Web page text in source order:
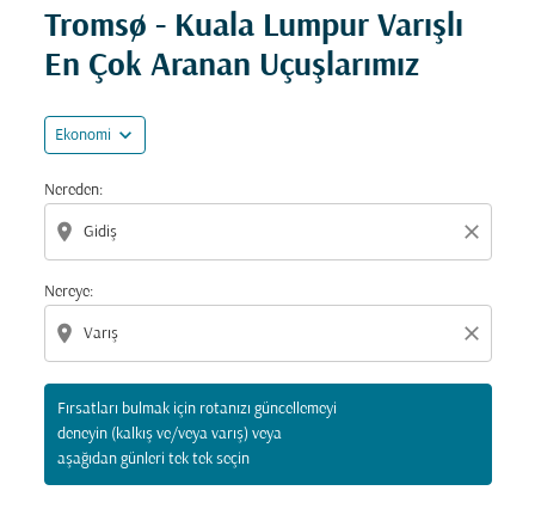
Tromsø - Kuala Lumpur Varışlı
En Çok Aranan Uçuşlarımız
Ekonomi expand_more
Nereden:
location_on close
Nereye:
location_on close
Fırsatları bulmak için rotanızı güncellemeyi
deneyin (kalkış ve/veya varış) veya
aşağıdan günleri tek tek seçin
Fırsatları bulmak için rotanızı güncellemeyi deneyin